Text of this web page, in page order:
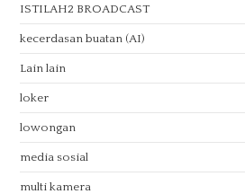
ISTILAH2 BROADCAST
kecerdasan buatan (AI)
Lain lain
loker
lowongan
media sosial
multi kamera